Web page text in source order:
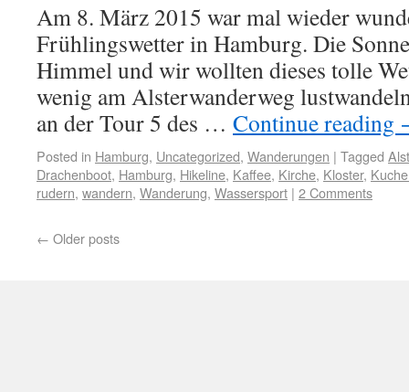
Am 8. März 2015 war mal wieder
Frühlingswetter in Hamburg. Die
Himmel und wir wollten dieses tolle
wenig am Alsterwanderweg
an der Tour 5 des … Continue reading
Posted in Hamburg, Uncategorized, Wanderungen | Tagged
Drachenboot, Hamburg, Hikeline, Kaffee, Kirche, Kloster,
rudern, wandern, Wanderung, Wassersport | 2 Comments
← Older posts